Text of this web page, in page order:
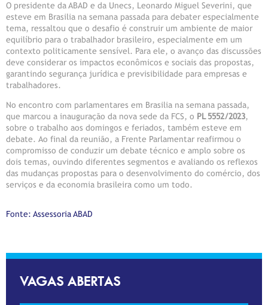
O presidente da ABAD e da Unecs, Leonardo Miguel Severini, que
esteve em Brasilia na semana passada para debater especialmente
tema, ressaltou que o desafio é construir um ambiente de maior
equilíbrio para o trabalhador brasileiro, especialmente em um
contexto politicamente sensível. Para ele, o avanço das discussões
deve considerar os impactos econômicos e sociais das propostas,
garantindo segurança jurídica e previsibilidade para empresas e
trabalhadores.
No encontro com parlamentares em Brasilia na semana passada,
que marcou a inauguração da nova sede da FCS, o PL 5552/2023,
sobre o trabalho aos domingos e feriados, também esteve em
debate. Ao final da reunião, a Frente Parlamentar reafirmou o
compromisso de conduzir um debate técnico e amplo sobre os
dois temas, ouvindo diferentes segmentos e avaliando os reflexos
das mudanças propostas para o desenvolvimento do comércio, dos
serviços e da economia brasileira como um todo.
Fonte: Assessoria ABAD
VAGAS ABERTAS